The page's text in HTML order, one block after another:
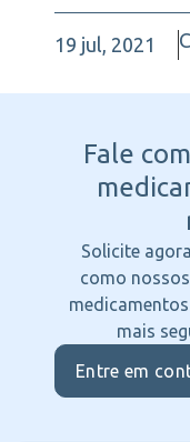
19 jul, 2021
Fale
Solicite
como
mais
Entre em